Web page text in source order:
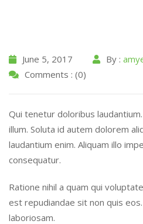
June 5, 2017 By :
Comments : (0)
Qui tenetur doloribus
illum. Soluta id autem dolorem
laudantium enim. Aliquam illo
consequatur.
Ratione nihil a quam qui
est repudiandae sit non quis
laboriosam.